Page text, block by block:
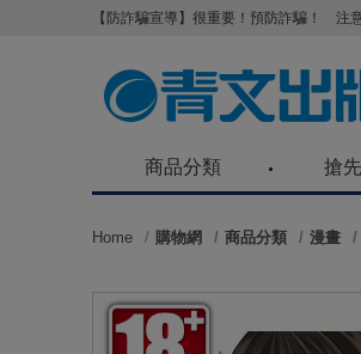
【防詐騙宣導】很重要！預防詐騙！ 注
商品分類 搶
Home 購物網 商品分類 漫畫